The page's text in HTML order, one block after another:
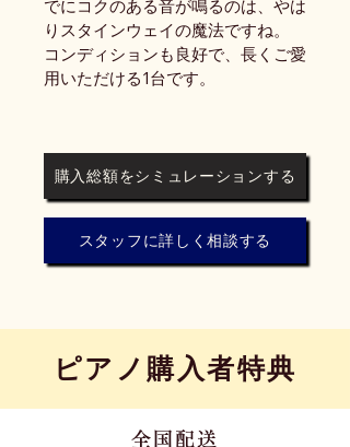
でにコクのある音が鳴るのは、やは
りスタインウェイの魔法ですね。
コンディションも良好で、長くご愛
用いただける1台です。
購入総額をシミュレーションする
スタッフに詳しく相談する
​ピアノ購入者特典
全国配送